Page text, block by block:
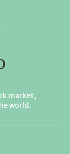
market,
world.